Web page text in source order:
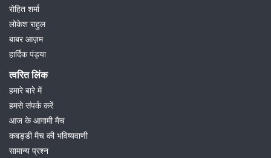
रोहित शर्मा
लोकेश राहुल
बाबर आज़म
हार्दिक पंड्या
त्वरित लिंक
हमारे बारे में
हमसे संपर्क करें
आज के आगामी मैच
कबड्डी मैच की भविष्यवाणी
सामान्य प्रश्न